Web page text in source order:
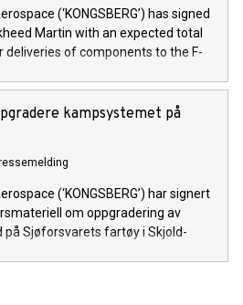
(‘KONGSBERG’) has signed
Martin with an expected total
deliveries of components to the F-
kampsystemet på
(‘KONGSBERG’) har signert
om oppgradering av
Sjøforsvarets fartøy i Skjold-